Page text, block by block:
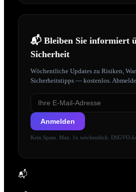
📬 Bleiben Sie informiert
Sicherheit
Wöchentliche Updates zu Risiken,
Sicherheitstipps — kostenlos.
Anmelden
Kein Spam. Max. 1x wöchentlich. DSGVO-
📬